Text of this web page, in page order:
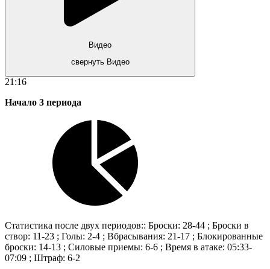
Видео
свернуть Видео
21:16
Начало 3 периода
Статистика после двух периодов:: Броски: 28-44 ; Броски в
створ: 11-23 ; Голы: 2-4 ; Вбрасывания: 21-17 ; Блокированные
броски: 14-13 ; Силовые приемы: 6-6 ; Время в атаке: 05:33-
07:09 ; Штраф: 6-2